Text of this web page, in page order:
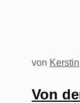
Von
von Kerstin